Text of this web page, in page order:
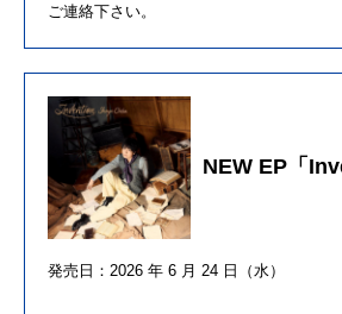
ご連絡下さい。
NEW EP「
発売日：2026 年 6 月 24 日（水）